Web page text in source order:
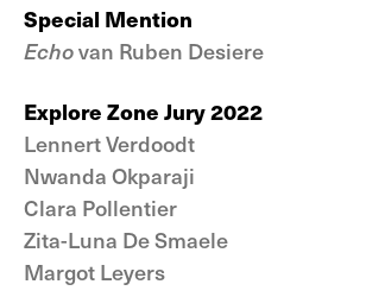
Special Mention
Echovan Ruben Desiere
Explore Zone Jury 2022
Lennert Verdoodt
Nwanda Okparaji
Clara Pollentier
Zita-Luna De Smaele
Margot Leyers